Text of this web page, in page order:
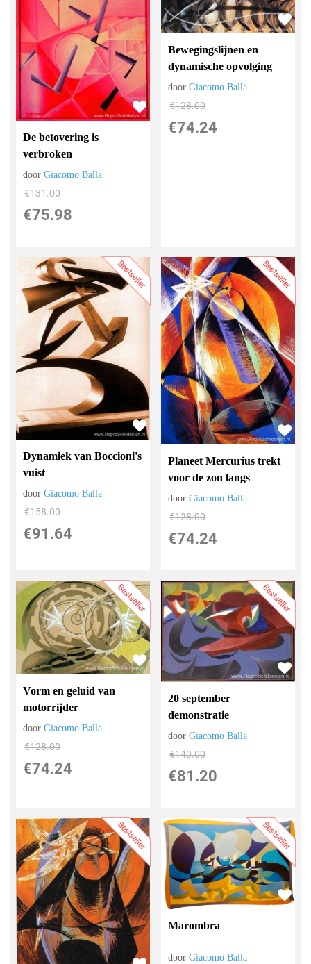
De betovering is
verbroken
doorGiacomo Balla
€131.00
€75.98
Bewegingslijnen en
dynamische opvolging
doorGiacomo Balla
€128.00
€74.24
Bestseller
Dynamiek van Boccioni's
vuist
doorGiacomo Balla
€158.00
€91.64
Bestseller
Planeet Mercurius trekt
voor de zon langs
doorGiacomo Balla
€128.00
€74.24
Bestseller
Vorm en geluid van
motorrijder
doorGiacomo Balla
€128.00
€74.24
Bestseller
20 september
demonstratie
doorGiacomo Balla
€140.00
€81.20
Bestseller Bestseller
Marombra
doorGiacomo Balla